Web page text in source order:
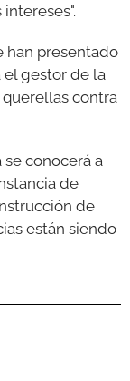
han presentado
gestor de la
contra
conocerá a
de
de
están siendo